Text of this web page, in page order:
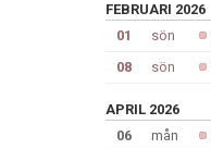
FEBRUARI 2026
01
sön
08
sön
APRIL 2026
06
mån